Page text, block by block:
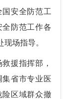
安全防范工
防范工作各
场指导。
援指挥部，
省市专业医
区域群众撤